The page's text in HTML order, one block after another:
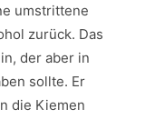
umstrittene
zurück. Das
der aber in
sollte. Er
die Kiemen